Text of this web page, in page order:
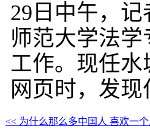
29日中午，
师范大学法
工作。现任
网页时，发
<< 为什么那么多中国人 喜欢一